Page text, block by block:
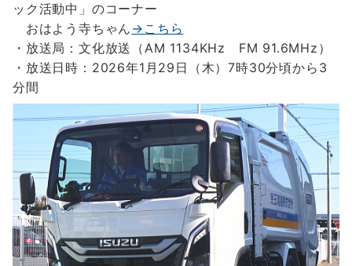
ック活動中」のコーナー
おはよう寺ちゃん →こちら
・放送局：文化放送（AM 1134KHz FM 91.6MHz）
・放送日時：2026年1月29日（木）7時30分頃から3
分間